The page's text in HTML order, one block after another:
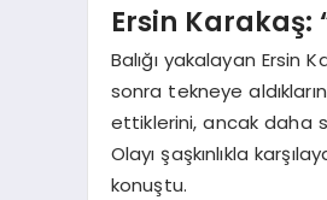
Ersin Karakaş:
Balığı yakalayan Ersin
sonra tekneye
ettiklerini, ancak daha
Olayı şaşkınlıkla
konuştu.